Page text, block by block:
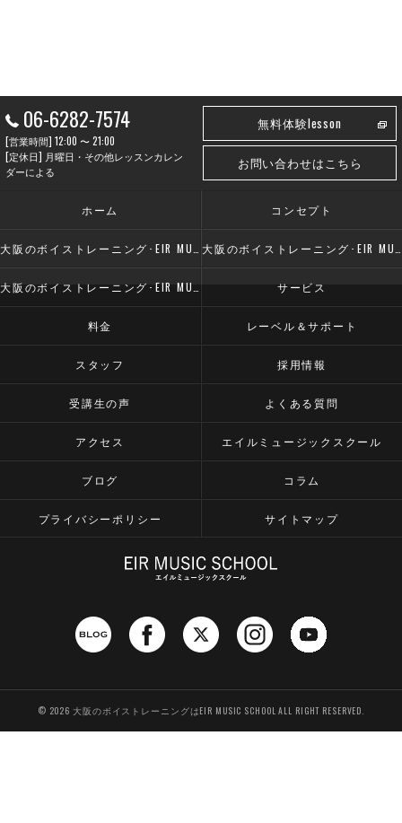
06-6282-7574
[営業時間] 12:00 〜 21:00
[定休日] 月曜日・その他レッスンカレン
ダーによる
無料体験lesson
お問い合わせはこちら
ホーム コンセプト
サービス
料金 レーベル＆サポート
スタッフ 採用情報
受講生の声 よくある質問
アクセス エイルミュージックスクール
ブログ コラム
プライバシーポリシー サイトマップ
© 2026 大阪のボイストレーニングはEIR MUSIC SCHOOL ALL RIGHT RESERVED.